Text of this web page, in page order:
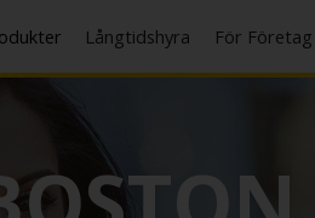
Långtidshyra För Företag